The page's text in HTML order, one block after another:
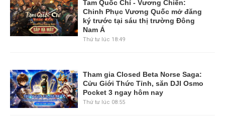
Tam Quốc Chí - Vương Chiến:
Chinh Phục Vương Quốc mở đăng
ký trước tại sáu thị trường Đông
Nam Á
Thứ tư lúc 18:49
Tham gia Closed Beta Norse Saga:
Cửu Giới Thức Tỉnh, săn DJI Osmo
Pocket 3 ngay hôm nay
Thứ tư lúc 08:55